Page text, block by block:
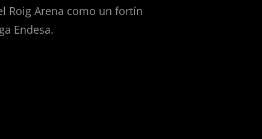
Roig Arena como un fortín
Endesa.